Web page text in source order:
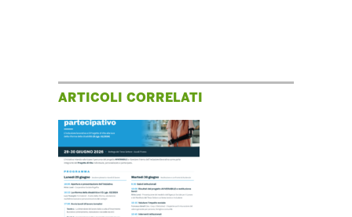
ARTICOLI CORRELATI